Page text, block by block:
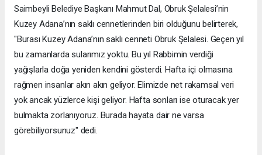
Saimbeyli Belediye Başkanı Mahmut Dal, Obruk Şelalesi’nin
Kuzey Adana’nın saklı cennetlerinden biri olduğunu belirterek,
"Burası Kuzey Adana’nın saklı cenneti Obruk Şelalesi. Geçen yıl
bu zamanlarda sularımız yoktu. Bu yıl Rabbimin verdiği
yağışlarla doğa yeniden kendini gösterdi. Hafta içi olmasına
rağmen insanlar akın akın geliyor. Elimizde net rakamsal veri
yok ancak yüzlerce kişi geliyor. Hafta sonları ise oturacak yer
bulmakta zorlanıyoruz. Burada hayata dair ne varsa
görebiliyorsunuz" dedi.